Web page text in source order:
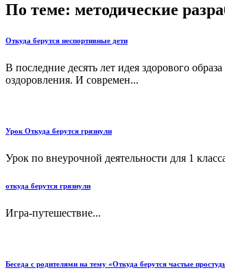
По теме: методические
Откуда берутся неспортивные дети
В последние десять лет идея здорового
оздоровления. И современ...
Урок Откуда берутся грязнули
Урок по внеурочной деятельности для 1
откуда берутся грязнули
Игра-путешествие...
Беседа с родителями на тему «Откуда берутся частые